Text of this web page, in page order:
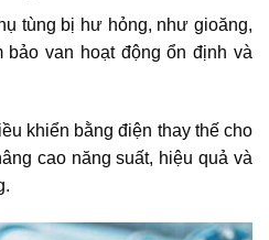
tùng bị hư hỏng, như gioăng,
bảo van hoạt động ổn định và
khiển bằng điện thay thế cho
cao năng suất, hiệu quả và